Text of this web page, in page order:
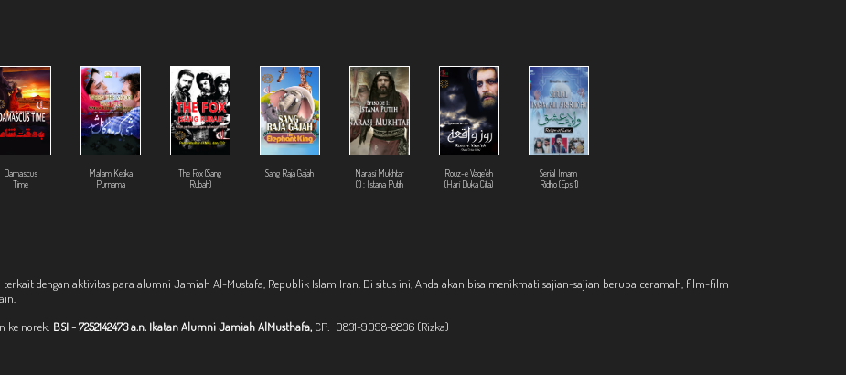
Damascus
Time
Malam Ketika
Purnama
The Fox (Sang
Rubah)
Sang Raja Gajah
Narasi Mukhtar
(1) : Istana Putih
Rouz-e Vaqe'eh
(Hari Duka Cita)
Serial Imam
Ridho (Eps 1)
terkait dengan aktivitas para alumni Jamiah Al-Mustafa, Republik Islam Iran. Di situs ini, Anda akan bisa menikmati sajian-sajian berupa ceramah, film-film
ke norek: BSI - 7252142473 a.n. Ikatan Alumni Jamiah AlMusthafa, CP: 0831-9098-8836 (Rizka)